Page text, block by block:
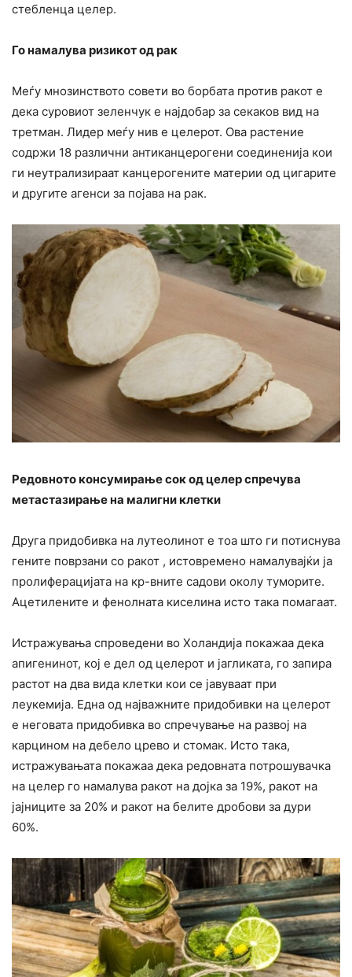
стебленца целер.
Го намалува ризикот од рак
Меѓу мнозинството совети во борбата против ракот е
дека суровиот зеленчук е најдобар за секаков вид на
третман. Лидер меѓу нив е целерот. Ова растение
содржи 18 различни антиканцерогени соединенија кои
ги неутрализираат канцерогените материи од цигарите
и другите агенси за појава на рак.
Редовното консумирање сок од целер спречува
метастазирање на малигни клетки
Друга придобивка на лутеолинот е тоа што ги потиснува
гените поврзани со ракот , истовремено намалувајќи ја
пролиферацијата на кр-вните садови околу туморите.
Ацетилените и фенолната киселина исто така помагаат.
Истражувања спроведени во Холандија покажаа дека
апигенинот, кој е дел од целерот и јагликата, го запира
растот на два вида клетки кои се јавуваат при
леукемија. Една од најважните придобивки на целерот
е неговата придобивка во спречување на развој на
карцином на дебело црево и стомак. Исто така,
истражувањата покажаа дека редовната потрошувачка
на целер го намалува ракот на дојка за 19%, ракот на
јајниците за 20% и ракот на белите дробови за дури
60%.